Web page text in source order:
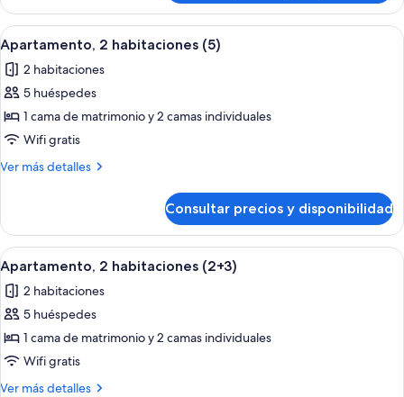
2
habitaciones
(1+3)
Abrir
todas
las
fotos
de
Apartamento,
2
Habitación de hotel con una cama
9
Apartamento, 2 habitaciones (5)
2 habitaciones
5 huéspedes
1 cama de matrimonio y 2 camas individuales
Wifi gratis
Ver más detalles
Más
2
habitaciones
(5)
Consultar precios y disponibilidad
Abrir
todas
las
fotos
de
Apartamento,
2
Habitación de hotel con una cama
9
Apartamento, 2 habitaciones (2+3)
2 habitaciones
5 huéspedes
1 cama de matrimonio y 2 camas individuales
Wifi gratis
Ver más detalles
Más